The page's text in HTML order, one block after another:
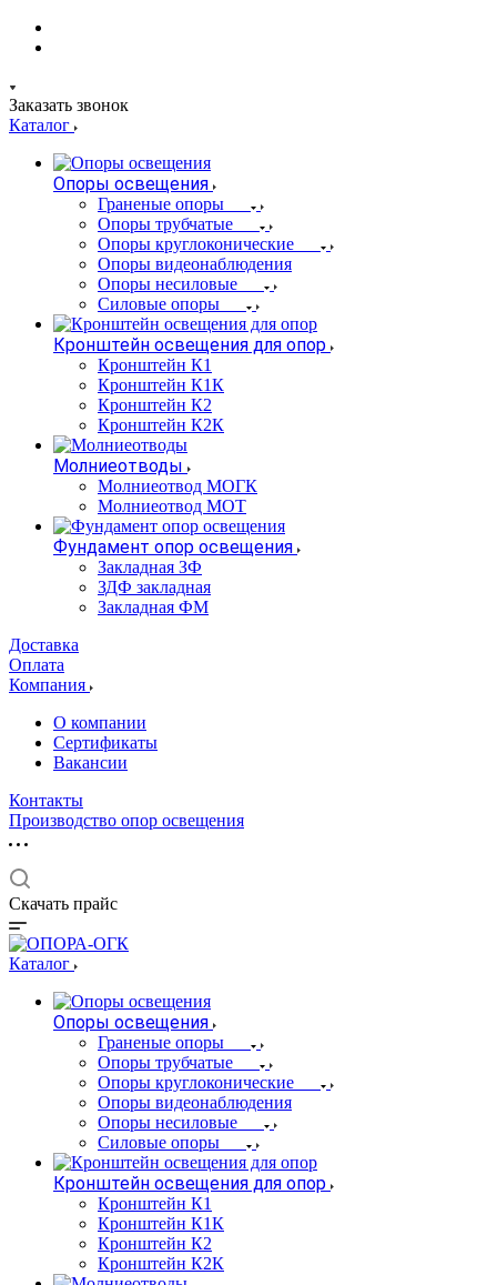
Заказать звонок
Каталог
Опоры освещения
Граненые опоры
Опоры трубчатые
Опоры круглоконические
Опоры видеонаблюдения
Опоры несиловые
Силовые опоры
Кронштейн освещения для опор
Кронштейн К1
Кронштейн К1К
Кронштейн К2
Кронштейн К2К
Молниеотводы
Молниеотвод МОГК
Молниеотвод МОТ
Фундамент опор освещения
Закладная ЗФ
ЗДФ закладная
Закладная ФМ
Доставка
Оплата
Компания
О компании
Сертификаты
Вакансии
Контакты
Производство опор освещения
Скачать прайс
Каталог
Опоры освещения
Граненые опоры
Опоры трубчатые
Опоры круглоконические
Опоры видеонаблюдения
Опоры несиловые
Силовые опоры
Кронштейн освещения для опор
Кронштейн К1
Кронштейн К1К
Кронштейн К2
Кронштейн К2К